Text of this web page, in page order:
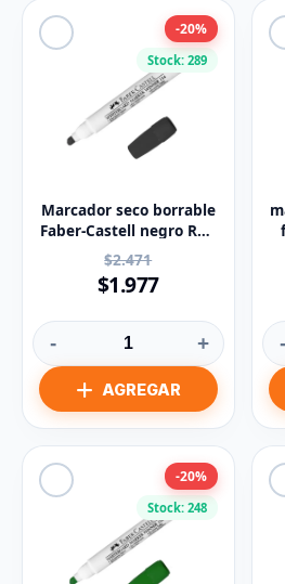
Stock: 289
-20%
Marcador seco borrable
Faber-Castell negro Ref:
154-N
$2.471
$1.977
- + -
Stock: 248
-20%